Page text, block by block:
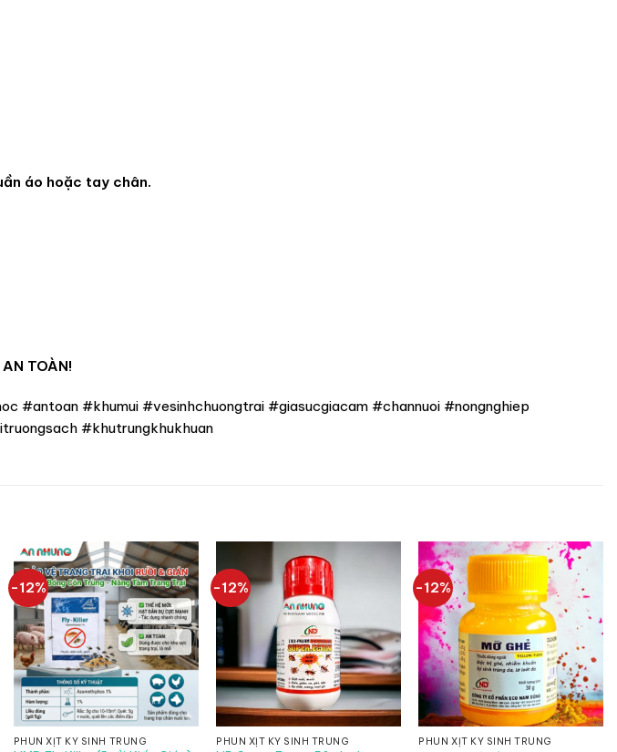
áo hoặc tay chân.
TOÀN!
#khumui #vesinhchuongtrai #giasucgiacam #channuoi #nongnghiep
#khutrungkhukhuan
-12%
PHUN XỊT KÝ SINH TRÙNG
-12%
PHUN XỊT KÝ SINH TRÙNG
-12%
PHUN XỊT KÝ SINH TRÙNG